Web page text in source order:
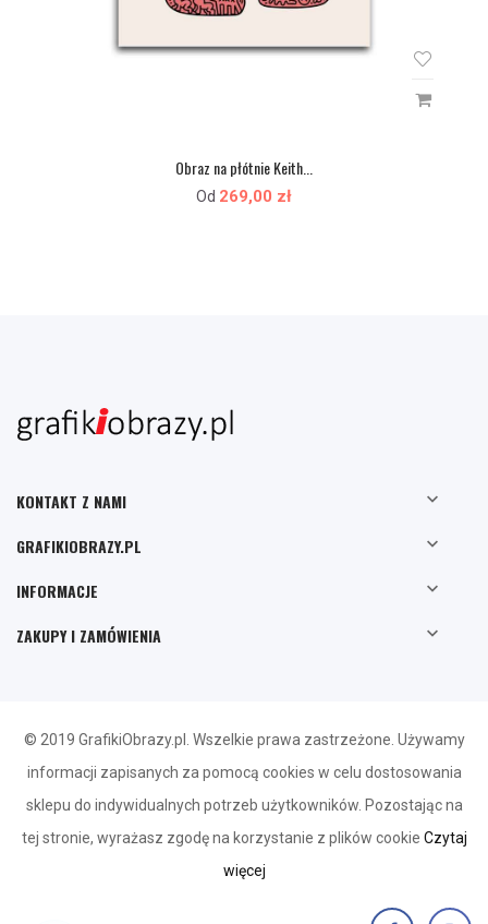
Obraz na płótnie Keith...
Od 269,00 zł
KONTAKT Z NAMI 
GRAFIKIOBRAZY.PL 
INFORMACJE 
ZAKUPY I ZAMÓWIENIA 
© 2019 GrafikiObrazy.pl. Wszelkie prawa zastrzeżone. Używamy
informacji zapisanych za pomocą cookies w celu dostosowania
sklepu do indywidualnych potrzeb użytkowników. Pozostając na
tej stronie, wyrażasz zgodę na korzystanie z plików cookie Czytaj
więcej